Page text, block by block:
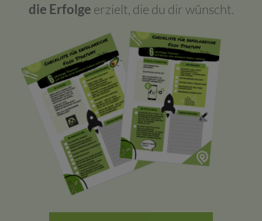
die Erfolge erzielt, die du dir wünscht.